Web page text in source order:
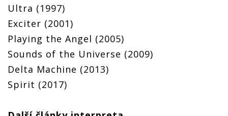
Ultra (1997)
Exciter (2001)
Playing the Angel (2005)
Sounds of the Universe (2009)
Delta Machine (2013)
Spirit (2017)